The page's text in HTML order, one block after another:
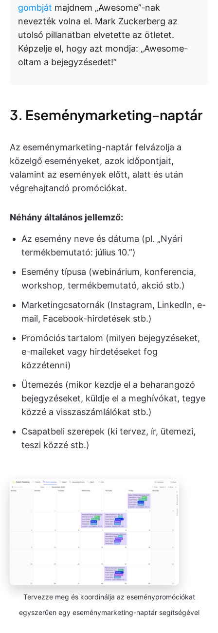
gombját majdnem „Awesome”-nak
nevezték volna el. Mark Zuckerberg az
utolsó pillanatban elvetette az ötletet.
Képzelje el, hogy azt mondja: „Awesome-
oltam a bejegyzésedet!”
3. Eseménymarketing-naptár
Az eseménymarketing-naptár felvázolja a
közelgő eseményeket, azok időpontjait,
valamint az események előtt, alatt és után
végrehajtandó promóciókat.
Néhány általános jellemző:
Az esemény neve és dátuma (pl. „Nyári
termékbemutató: július 10.”)
Esemény típusa (webinárium, konferencia,
workshop, termékbemutató, akció stb.)
Marketingcsatornák (Instagram, LinkedIn, e-
mail, Facebook-hirdetések stb.)
Promóciós tartalom (milyen bejegyzéseket,
e-maileket vagy hirdetéseket fog
közzétenni)
Ütemezés (mikor kezdje el a beharangozó
bejegyzéseket, küldje el a meghívókat, tegye
közzé a visszaszámlálókat stb.)
Csapatbeli szerepek (ki tervez, ír, ütemezi,
teszi közzé stb.)
Tervezze meg és koordinálja az eseménypromóciókat
egyszerűen egy eseménymarketing-naptár segítségével